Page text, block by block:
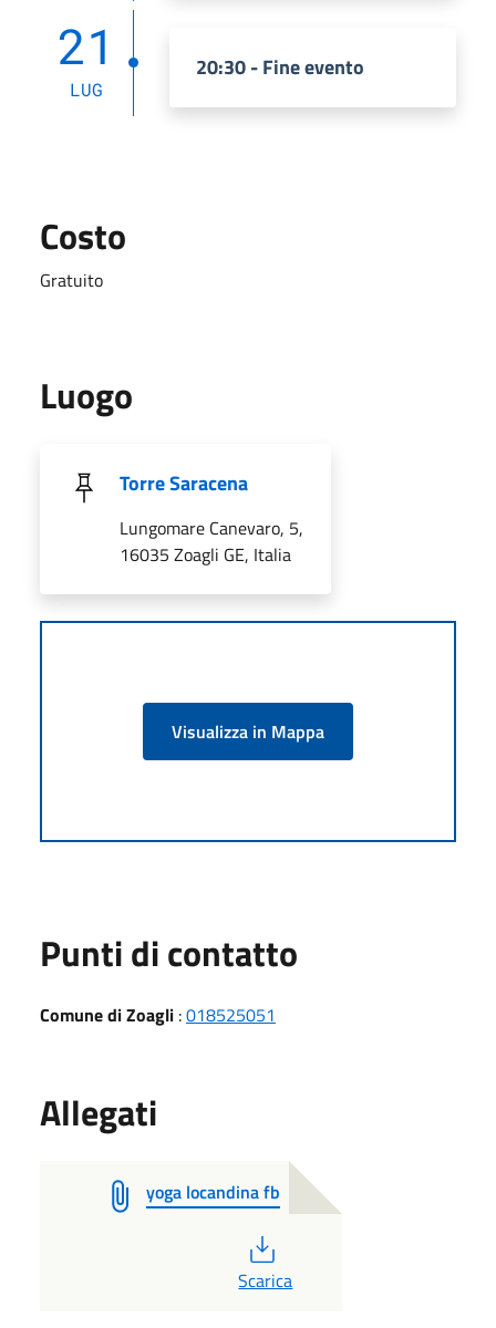
21
LUG
20:30 - Fine evento
Costo
Gratuito
Luogo
Torre Saracena
Lungomare Canevaro, 5,
16035 Zoagli GE, Italia
Visualizza in Mappa
Punti di contatto
Comune di Zoagli :018525051
Allegati
yoga locandina fb
Scarica